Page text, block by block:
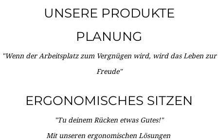
UNSERE PRODUKTE
PLANUNG
"Wenn der Arbeitsplatz zum Vergnügen wird, wird das Leben zur
Freude"
ERGONOMISCHES SITZEN
"Tu deinem Rücken etwas Gutes!"
Mit unseren ergonomischen Lösungen